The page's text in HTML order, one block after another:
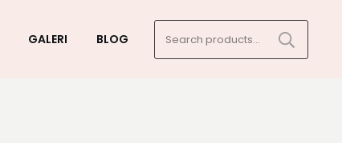
GALERI BLOG
for: